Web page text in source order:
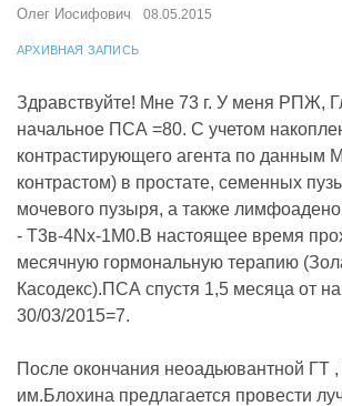
Олег Иосифович 08.05.2015
АРХИВНАЯ ЗАПИСЬ
Здравствуйте! Мне 73 г. У меня РПЖ,
начальное ПСА =80. С учетом
контрастирующего агента по данным
контрастом) в простате, семенных
мочевого пузыря, а также
- T3в-4Nх-1M0.В настоящее время
месячную гормональную терапию
Касодекс).ПСА спустя 1,5 месяца от
30/03/2015=7.
После окончания неоадьювантной ГТ
им.Блохина предлагается провести